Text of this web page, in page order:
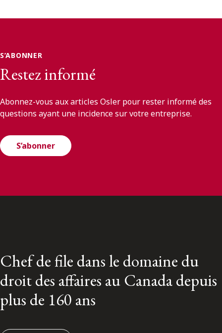
S’ABONNER
Restez informé
Abonnez-vous aux articles Osler pour rester informé des
questions ayant une incidence sur votre entreprise.
S’abonner
Chef de file dans le domaine du
droit des affaires au Canada depuis
plus de 160 ans